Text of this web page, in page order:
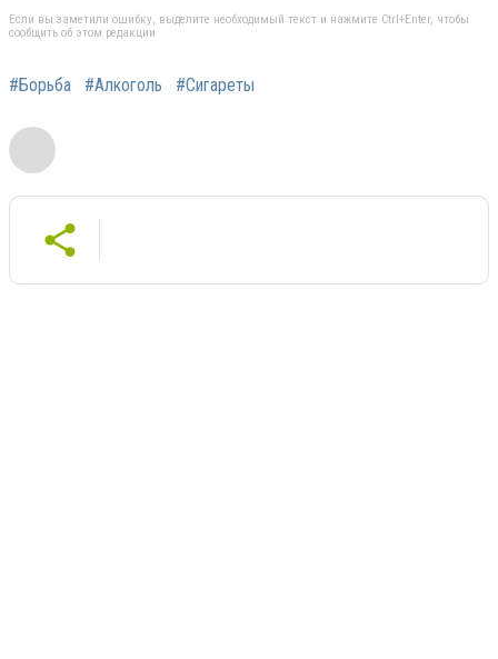
Если вы заметили ошибку, выделите необходимый текст и нажмите Ctrl+Enter, чтобы
сообщить об этом редакции
#Борьба #Алкоголь #Сигареты